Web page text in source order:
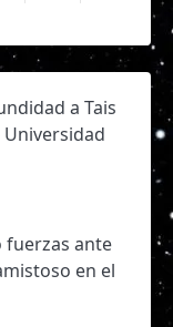
a Tais
Universidad
fuerzas ante
en el